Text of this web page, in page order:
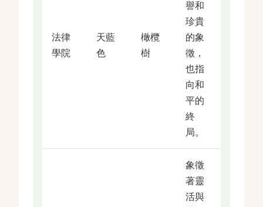
法律
學院
天藍
色
橄欖
樹
譽和
珍貴
的象
徵，
也指
向和
平的
終
局。
象徵
著靈
活與